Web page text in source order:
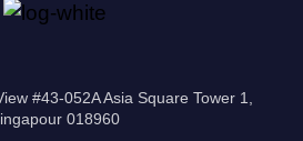
#43-052A Asia Square Tower 1,
018960